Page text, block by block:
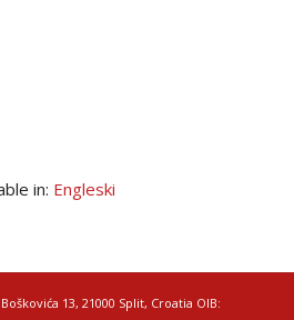
in: Engleski
13, 21000 Split, Croatia OIB: